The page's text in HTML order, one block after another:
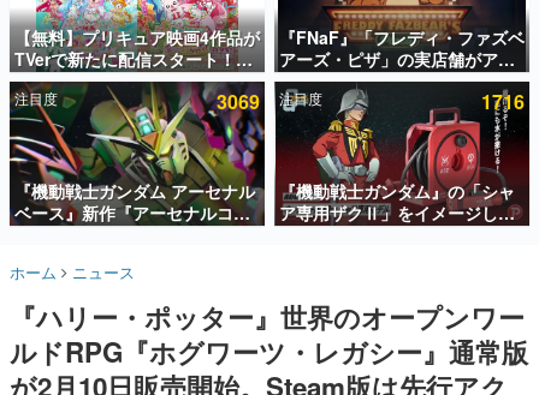
アプリセール情報
インタビュー
連載・特集一覧
殿堂入り記事
SNS拡散数が数千以上！ ページビュー数万以上！ などな
ど。多くの人々に読まれた、電ファミ渾身の“殿堂入り”記
事をまとめました。
名作ゲームクリエイターの方々に製作時のエピソードをお
きます。
赫本
この物語を解いてはいけない。『赫本』は、〈試験問題〉
【無料】プリキュア映画4作品が
TVerで新たに配信スタート！な
んと2018年～2024年の映画ほぼ
すべてが見放題に、ぶっちゃけ
ありえないラインナップ
『FNaF』「フレディ・ファズベ
アーズ・ピザ」の実店舗がアメ
リカの商業施設「American
Dream」に2027年オープン！
ScottGamesとの共同開発、食
事だけでなくステージショーや
没入型のホラー体験も楽しめる
注目度 3069
『機動戦士ガンダム アーセナル
ベース』新作『アーセナルコマ
ンダー』発表！8月28日からオ
年2月下旬に稼働予定
注目度 1716
『機動戦士ガンダム』の「シャ
ア専用ザクⅡ」をイメージした
散水ホースリールが予約開始。
ム、型式番号などを配置
ホーム ニュース
『ハリー・ポッター』世界のオープンワー
ルドRPG『ホグワーツ・レガシー』通常版
が2月10日販売開始。Steam版は先行アク